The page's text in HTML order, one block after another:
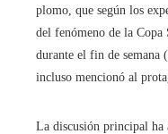
plomo, que según los
del fenómeno de la
durante el fin de semana
incluso mencionó al
La discusión principal ha